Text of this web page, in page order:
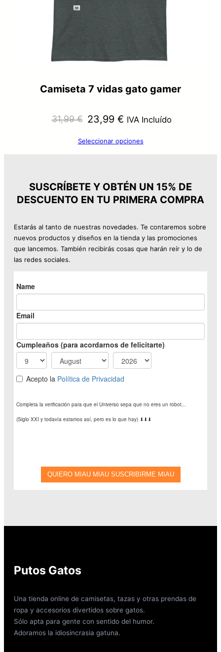
Camiseta 7 vidas gato gamer
31,99€ El
precio
31,99 €.
23,99 €El
precio
23,99 €.
IVA Incluído
Seleccionar opciones
SUSCRÍBETE Y OBTÉN UN 15% DE
DESCUENTO EN TU PRIMERA COMPRA
Estarás al tanto de nuestras novedades. Te contaremos sobre
nuevos productos y diseños en la tienda y las promociones
que lancemos. También recibirás cosas que harán reír y lo de
las redes sociales.
Putos Gatos
Una tienda online de camisetas, tazas y otras prendas de
ropa y accesorios divertidos sobre gatos.
Sólo apta para gente con sentido del humor.
Adoramos la idiosincrasia gatuna.